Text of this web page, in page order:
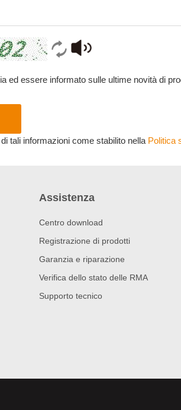
ed essere informato sulle ultime novità di
tali informazioni come stabilito nella Politica
Assistenza
Centro download
Registrazione di prodotti
Garanzia e riparazione
Verifica dello stato delle RMA
Supporto tecnico